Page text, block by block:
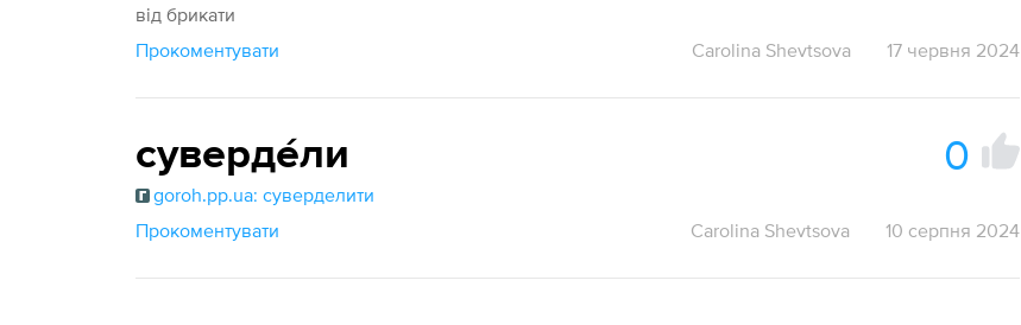
від брикати
Прокоментувати
Carolina Shevtsova 17 червня 2024
суверде́ли 0
goroh.pp.ua: суверделити
Прокоментувати
Carolina Shevtsova 10 серпня 2024